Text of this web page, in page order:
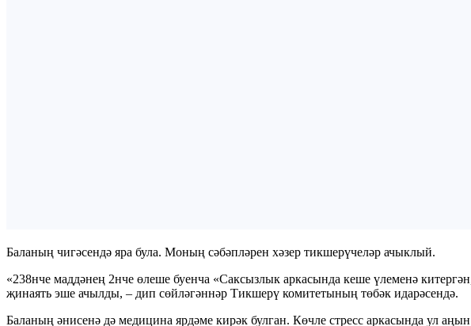
Баланың чигәсендә яра була. Моның сәбәпләрен хәзер тикшерүчеләр ачыклый.
«238нче маддәнең 2нче өлеше буенча «Саксызлык аркасында кеше үлеменә
җинаять эше ачылды, – дип сөйләгәннәр Тикшерү комитетының төбәк идарәсендә.
Баланың әнисенә дә медицина ярдәме кирәк булган. Көчле стресс аркасында ул